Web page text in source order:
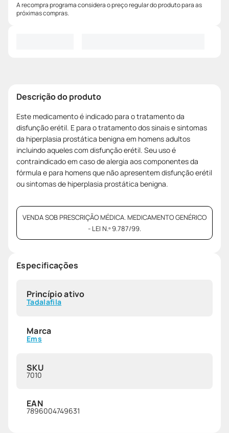
A recompra programa considera o preço regular do produto para as
próximas compras.
Descrição do produto
Este medicamento é indicado para o tratamento da
disfunção erétil. E para o tratamento dos sinais e sintomas
da hiperplasia prostática benigna em homens adultos
incluindo aqueles com disfunção erétil. Seu uso é
contraindicado em caso de alergia aos componentes da
fórmula e para homens que não apresentem disfunção erétil
ou sintomas de hiperplasia prostática benigna.
VENDA SOB PRESCRIÇÃO MÉDICA. MEDICAMENTO GENÉRICO
- LEI N.º 9.787/99.
Especificações
Princípio ativo
Tadalafila
Marca
Ems
SKU
7010
EAN
7896004749631